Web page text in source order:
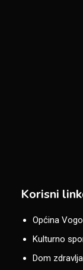
Korisni
Općina
Kulturno
Dom